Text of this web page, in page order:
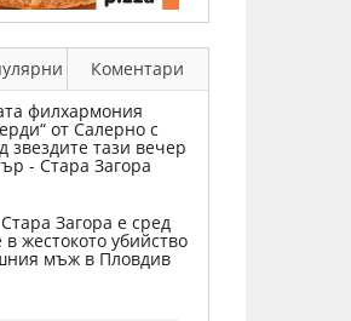
Коментари
филхармония
от Салерно с
звездите тази вечер
- Стара Загора
Загора е сред
жестокото убийство
мъж в Пловдив